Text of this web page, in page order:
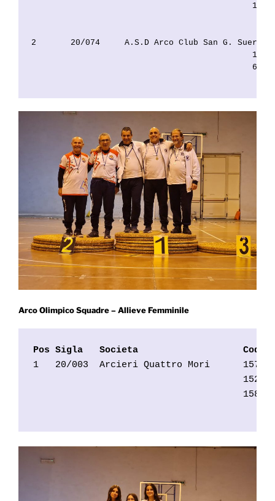
151952       OL   MM   MM
2       20/074     A.S.D Arco Club San G.
150628           OL   MM
64802            OL   MM
Arco Olimpico Squadre – Allieve Femminile
Pos Sigla   Societa
1   20/003  Arcieri Quattro Mori